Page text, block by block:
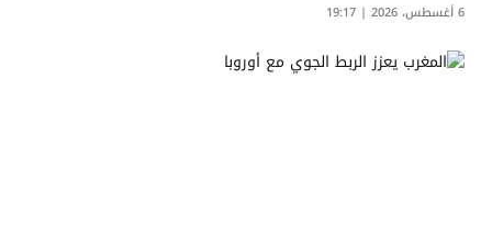
6 أغسطس، 2026 | 19:17